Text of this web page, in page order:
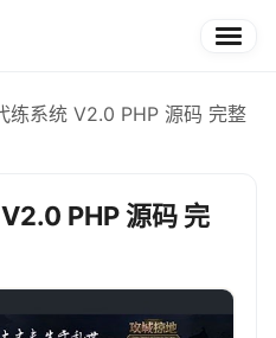
练系统 V2.0 PHP 源码 完整
PHP 源码 完